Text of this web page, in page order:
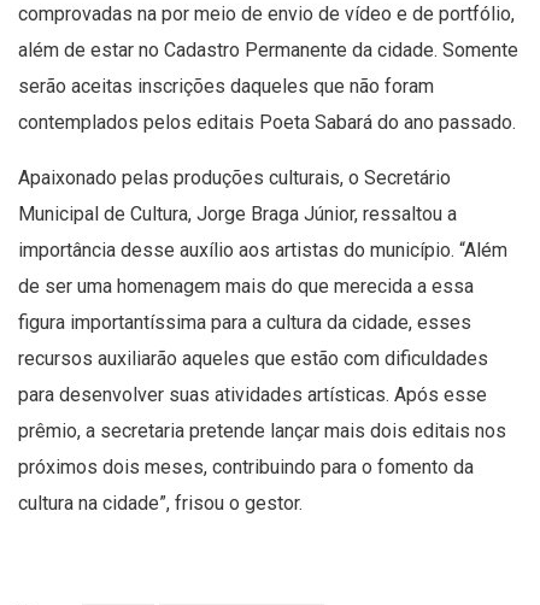
comprovadas na por meio de envio de vídeo e de portfólio,
além de estar no Cadastro Permanente da cidade. Somente
serão aceitas inscrições daqueles que não foram
contemplados pelos editais Poeta Sabará do ano passado.
Apaixonado pelas produções culturais, o Secretário
Municipal de Cultura, Jorge Braga Júnior, ressaltou a
importância desse auxílio aos artistas do município. “Além
de ser uma homenagem mais do que merecida a essa
figura importantíssima para a cultura da cidade, esses
recursos auxiliarão aqueles que estão com dificuldades
para desenvolver suas atividades artísticas. Após esse
prêmio, a secretaria pretende lançar mais dois editais nos
próximos dois meses, contribuindo para o fomento da
cultura na cidade”, frisou o gestor.